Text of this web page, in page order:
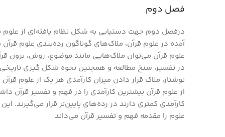
فصل دوم
درفصل دوم جهت دستیابی به شکل نظام یافته‌ای از علوم
آمده در علوم قرآن، ملاک‌های گوناگون رده‌بندی علوم
علوم قرآن می‌توان ملاک‌هایی مانند موضوع، روش، برون
در تفسیر، سنخ مطالعه و همچنین نحوه شکل گیری
نوشتار، ملاک قرار دادن میزان کارآمدی هر یک از علوم
از علوم قرآن بیشترین کارآمدی را در فهم و تفسیر قرآن
کارآمدی کمتری دارند در رده‌های پایین‌تر قرار می‌گیرند.
علوم را مقدمه فهم و تفسیر قرآن می‌داند